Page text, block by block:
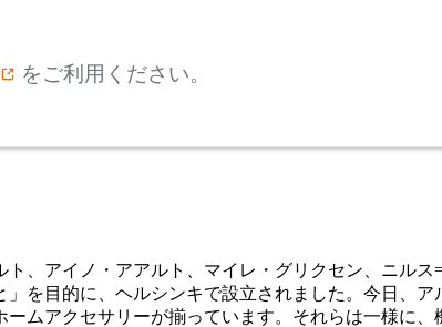
をご利用ください。
ト、アイノ・アアルト、マイレ・グリクセン、ニル
を目的に、ヘルシンキで設立されました。今日、
ムアクセサリーが揃っています。それらは一様に